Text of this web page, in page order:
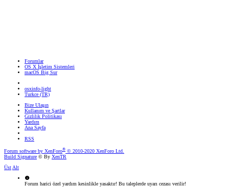
Forumlar
OS X İşletim Sistemleri
macOS Big Sur
osxinfo-light
Turkce (TR)
Bize Ulaşın
Kullanım ve Şartlar
Gizlilik Politikası
Yardım
Ana Sayfa
RSS
Forum software by XenForo® © 2010-2020 XenForo Ltd.
Build Signature © By XenTR
Üst Alt
Forum harici özel yardım kesinlikle yasaktır! Bu taleplerde uyarı cezası verilir!